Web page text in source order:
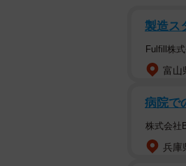
病院で耳
製造ス
Fulfill株
富山
病院で
株式会社
兵庫